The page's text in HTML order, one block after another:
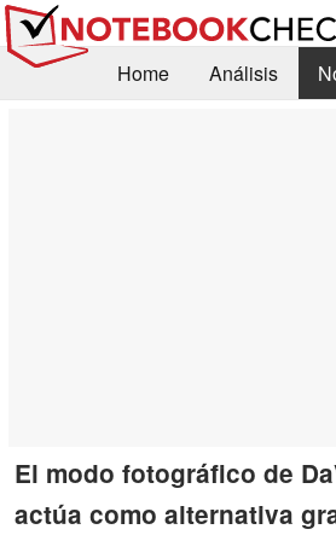
Home Análisis
El modo fotográfico de
actúa como alternativa